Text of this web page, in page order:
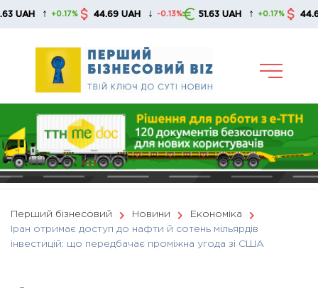
Skip
↑ +0.17% 44.69 UAH ↓ -0.13% 51.63 UAH ↑ +0.17% 44.69 UAH
Перший бізнесовий Новини
Економіка
Іран отримає доступ до нафти й сотень мільярдів
інвестицій: що передбачає проміжна угода зі США